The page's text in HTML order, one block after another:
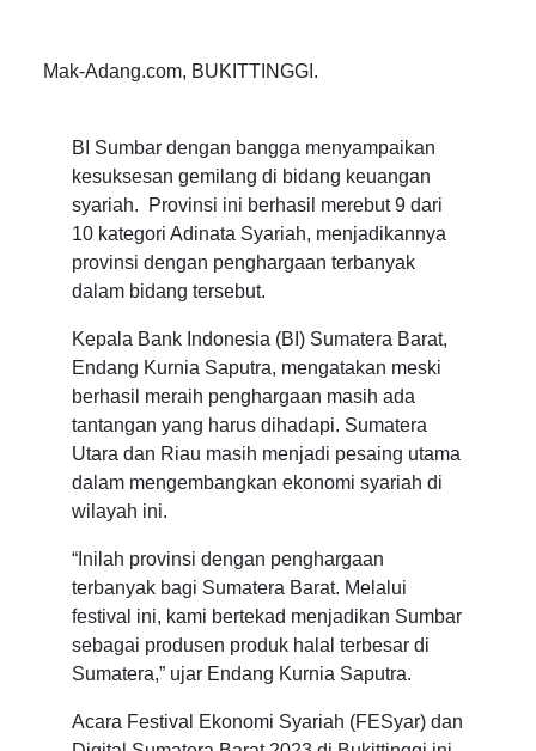
Mak-Adang.com, BUKITTINGGI.
BI Sumbar dengan bangga menyampaikan
kesuksesan gemilang di bidang keuangan
syariah. Provinsi ini berhasil merebut 9 dari
10 kategori Adinata Syariah, menjadikannya
provinsi dengan penghargaan terbanyak
dalam bidang tersebut.
Kepala Bank Indonesia (BI) Sumatera Barat,
Endang Kurnia Saputra, mengatakan meski
berhasil meraih penghargaan masih ada
tantangan yang harus dihadapi. Sumatera
Utara dan Riau masih menjadi pesaing utama
dalam mengembangkan ekonomi syariah di
wilayah ini.
“Inilah provinsi dengan penghargaan
terbanyak bagi Sumatera Barat. Melalui
festival ini, kami bertekad menjadikan Sumbar
sebagai produsen produk halal terbesar di
Sumatera,” ujar Endang Kurnia Saputra.
Acara Festival Ekonomi Syariah (FESyar) dan